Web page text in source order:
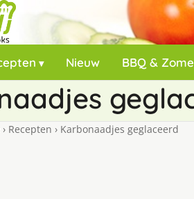
Nieuw BBQ &
› Recepten › Karbonaadjes geglaceerd